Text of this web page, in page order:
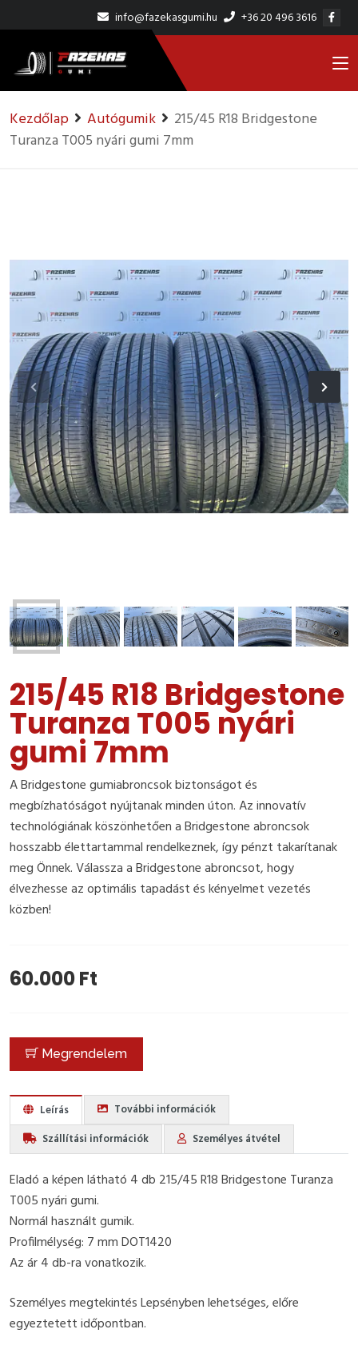
info@fazekasgumi.hu +36 20 496 3616
Kezdőlap Autógumik
215/45 R18 Bridgestone
Turanza T005 nyári gumi 7mm
215/45 R18 Bridgestone
Turanza T005 nyári
gumi 7mm
A Bridgestone gumiabroncsok biztonságot és
megbízhatóságot nyújtanak minden úton. Az innovatív
technológiának köszönhetően a Bridgestone abroncsok
hosszabb élettartammal rendelkeznek, így pénzt takarítanak
meg Önnek. Válassza a Bridgestone abroncsot, hogy
élvezhesse az optimális tapadást és kényelmet vezetés
közben!
60.000 Ft
Megrendelem
Leírás
További információk
Szállítási információk
Személyes átvétel
Eladó a képen látható 4 db 215/45 R18 Bridgestone Turanza
T005 nyári gumi.
Normál használt gumik.
Profilmélység: 7 mm DOT1420
Az ár 4 db-ra vonatkozik.
Személyes megtekintés Lepsényben lehetséges, előre
egyeztetett időpontban.